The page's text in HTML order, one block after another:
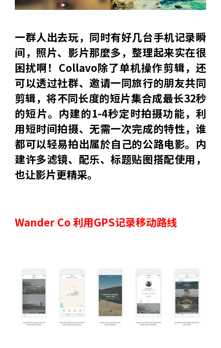
一群人出去玩，同时有好几台手机记录瞬
间，照片、影片那麼多，整理起来实在很
困扰啊！Collavo除了单机操作剪辑，还
可以透过社群、邀请一同旅行的朋友共同
剪辑，将不同长度的短片集合成最长32秒
的短片。内建的1-4秒定时拍摄功能，利
用短时间拍摄、无需一次完成的特性，谁
都可以轻易拍出属於自己的公路电影。内
建许多滤镜、配乐、标题贴图搭配使用，
也让影片更精采。
Wander Co 利用GPS记录移动路线